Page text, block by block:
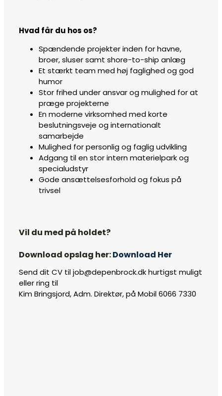
Hvad får du hos os?
Spændende projekter inden for havne,
broer, sluser samt shore-to-ship anlæg
Et stærkt team med høj faglighed og god
humor
Stor frihed under ansvar og mulighed for at
præge projekterne
En moderne virksomhed med korte
beslutningsveje og internationalt
samarbejde
Mulighed for personlig og faglig udvikling
Adgang til en stor intern materielpark og
specialudstyr
Gode ansættelsesforhold og fokus på
trivsel
Vil du med på holdet?
Download opslag her:Download Her
Send dit CV til job@depenbrock.dk hurtigst muligt
eller ring til
Kim Bringsjord, Adm. Direktør, på Mobil 6066 7330